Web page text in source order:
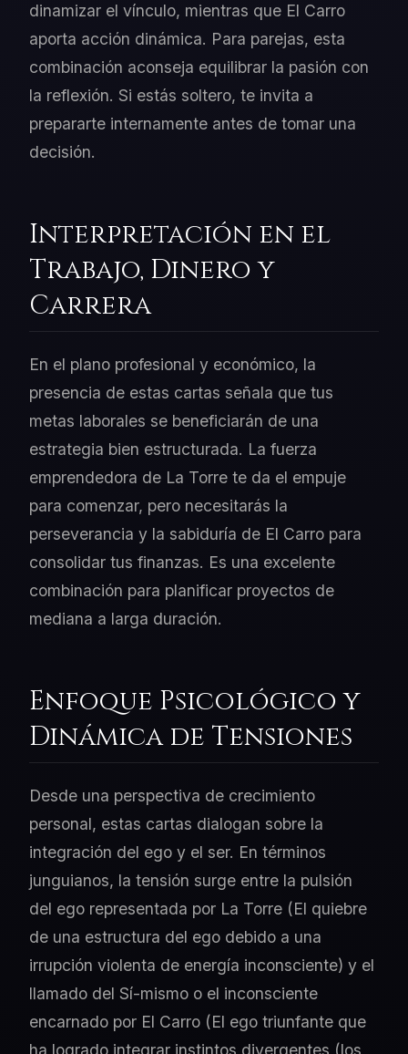
dinamizar el vínculo, mientras que El Carro
aporta acción dinámica. Para parejas, esta
combinación aconseja equilibrar la pasión con
la reflexión. Si estás soltero, te invita a
prepararte internamente antes de tomar una
decisión.
Interpretación en el
Trabajo, Dinero y
Carrera
En el plano profesional y económico, la
presencia de estas cartas señala que tus
metas laborales se beneficiarán de una
estrategia bien estructurada. La fuerza
emprendedora de La Torre te da el empuje
para comenzar, pero necesitarás la
perseverancia y la sabiduría de El Carro para
consolidar tus finanzas. Es una excelente
combinación para planificar proyectos de
mediana a larga duración.
Enfoque Psicológico y
Dinámica de Tensiones
Desde una perspectiva de crecimiento
personal, estas cartas dialogan sobre la
integración del ego y el ser. En términos
junguianos, la tensión surge entre la pulsión
del ego representada por La Torre (El quiebre
de una estructura del ego debido a una
irrupción violenta de energía inconsciente) y el
llamado del Sí-mismo o el inconsciente
encarnado por El Carro (El ego triunfante que